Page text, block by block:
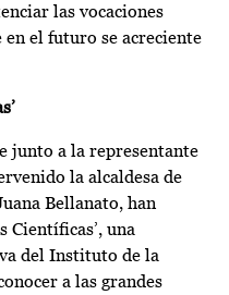
las vocaciones
el futuro se acreciente
junto a la representante
la alcaldesa de
Bellanato, han
Científicas’, una
del Instituto de la
a las grandes